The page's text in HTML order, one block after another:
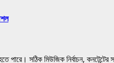
সঠিক মিউজিক নির্বাচন, কনটেন্টের